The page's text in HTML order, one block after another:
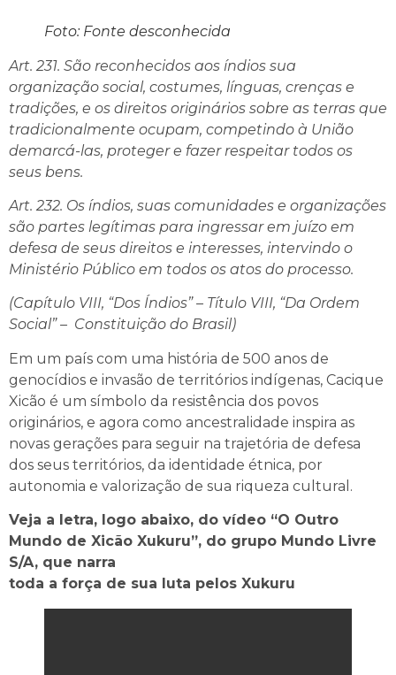
Foto: Fonte desconhecida
Art. 231. São reconhecidos aos índios sua
organização social, costumes, línguas, crenças e
tradições, e os direitos originários sobre as terras que
tradicionalmente ocupam, competindo à União
demarcá-las, proteger e fazer respeitar todos os
seus bens.
Art. 232. Os índios, suas comunidades e organizações
são partes legítimas para ingressar em juízo em
defesa de seus direitos e interesses, intervindo o
Ministério Público em todos os atos do processo.
(Capítulo VIII, “Dos Índios” – Título VIII, “Da Ordem
Social” – Constituição do Brasil)
Em um país com uma história de 500 anos de
genocídios e invasão de territórios indígenas, Cacique
Xicão é um símbolo da resistência dos povos
originários, e agora como ancestralidade inspira as
novas gerações para seguir na trajetória de defesa
dos seus territórios, da identidade étnica, por
autonomia e valorização de sua riqueza cultural.
Veja a letra, logo abaixo, do vídeo “O Outro
Mundo de Xicão Xukuru”, do grupo Mundo Livre
S/A, que narra
toda a força de sua luta pelos Xukuru